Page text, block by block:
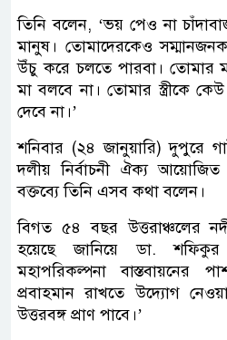
তিনি বলেন, ‘ভয় পেও না
মানুষ। তোমাদেরকেও
উঁচু করে চলতে পারবা। তোমার
মা বলবে না। তোমার স্ত্রীকে কেউ
দেবে না।’
শনিবার (২৪ জানুয়ারি) দুপুরে
দলীয় নির্বাচনী ঐক্য
বক্তব্যে তিনি এসব কথা বলেন।
বিগত ৫৪ বছর উত্তরাঞ্চলের
হয়েছে জানিয়ে ডা. শফিকুর
মহাপরিকল্পনা বাস্তবায়নের
প্রবাহমান রাখতে উদ্যোগ
উত্তরবঙ্গ প্রাণ পাবে।’